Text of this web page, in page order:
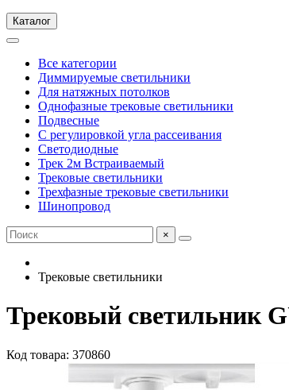
Каталог
Все категории
Диммируемые светильники
Для натяжных потолков
Однофазные трековые светильники
Подвесные
С регулировкой угла рассеивания
Светодиодные
Трек 2м Встраиваемый
Трековые светильники
Трехфазные трековые светильники
Шинопровод
×
Трековые светильники
Трековый светильник
Код товара: 370860